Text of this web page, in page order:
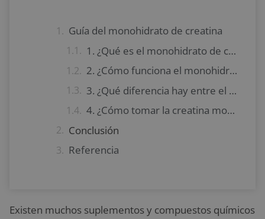
Guía del monohidrato de creatina
1. ¿Qué es el monohidrato de creatina?
2. ¿Cómo funciona el monohidrato de creatina?
3. ¿Qué diferencia hay entre el monohidrato de creatina y otras formas de creatina?
4. ¿Cómo tomar la creatina monohidratada?
Conclusión
Referencia
Existen muchos suplementos y compuestos químicos